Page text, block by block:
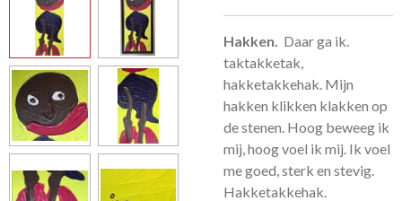
Hakken. Daar ga ik.
taktakketak,
hakketakkehak. Mijn
hakken klikken klakken op
de stenen. Hoog beweeg ik
mij, hoog voel ik mij. Ik voel
me goed, sterk en stevig.
Hakketakkehak.